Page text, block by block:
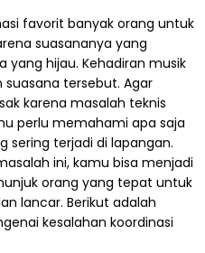
favorit banyak orang untuk
suasananya yang
hijau. Kehadiran musik
tersebut. Agar
karena masalah teknis
perlu memahami apa saja
sering terjadi di lapangan.
ini, kamu bisa menjadi
orang yang tepat untuk
lancar. Berikut adalah
kesalahan koordinasi